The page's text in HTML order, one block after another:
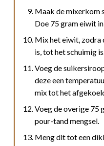
Maak de mixerkom
Doe 75 gram eiwit
Mix het eiwit, zodra
is, tot het schuimig
Voeg de
deze een
mix tot het
Voeg de overige 75
pour-tand mengsel.
Meng dit tot een